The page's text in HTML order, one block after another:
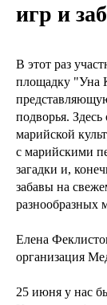
игр и
В этот раз
площадку "Уна
подворья.
марийской
с марийскими
загадки и,
забавы на
разнообразных
Елена
организация
25 июня у нас